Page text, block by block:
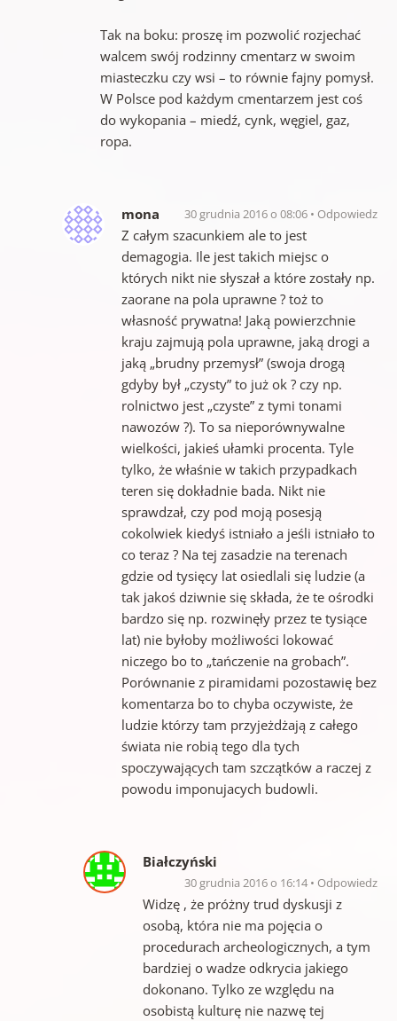
Tak na boku: proszę im pozwolić rozjechać
walcem swój rodzinny cmentarz w swoim
miasteczku czy wsi – to równie fajny pomysł.
W Polsce pod każdym cmentarzem jest coś
do wykopania – miedź, cynk, węgiel, gaz,
ropa.
mona 30 grudnia 2016 o 08:06 Odpowiedz
Z całym szacunkiem ale to jest
demagogia. Ile jest takich miejsc o
których nikt nie słyszał a które zostały np.
zaorane na pola uprawne ? toż to
własność prywatna! Jaką powierzchnie
kraju zajmują pola uprawne, jaką drogi a
jaką „brudny przemysł” (swoja drogą
gdyby był „czysty” to już ok ? czy np.
rolnictwo jest „czyste” z tymi tonami
nawozów ?). To sa nieporównywalne
wielkości, jakieś ułamki procenta. Tyle
tylko, że właśnie w takich przypadkach
teren się dokładnie bada. Nikt nie
sprawdzał, czy pod moją posesją
cokolwiek kiedyś istniało a jeśli istniało to
co teraz ? Na tej zasadzie na terenach
gdzie od tysięcy lat osiedlali się ludzie (a
tak jakoś dziwnie się składa, że te ośrodki
bardzo się np. rozwinęły przez te tysiące
lat) nie byłoby możliwości lokować
niczego bo to „tańczenie na grobach”.
Porównanie z piramidami pozostawię bez
komentarza bo to chyba oczywiste, że
ludzie którzy tam przyjeżdżają z całego
świata nie robią tego dla tych
spoczywających tam szczątków a raczej z
powodu imponujacych budowli.
Białczyński
30 grudnia 2016 o 16:14 Odpowiedz
Widzę , że próżny trud dyskusji z
osobą, która nie ma pojęcia o
procedurach archeologicznych, a tym
bardziej o wadze odkrycia jakiego
dokonano. Tylko ze względu na
osobistą kulturę nie nazwę tej